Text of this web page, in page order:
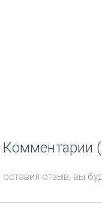
Комментарии
отзыв, вы